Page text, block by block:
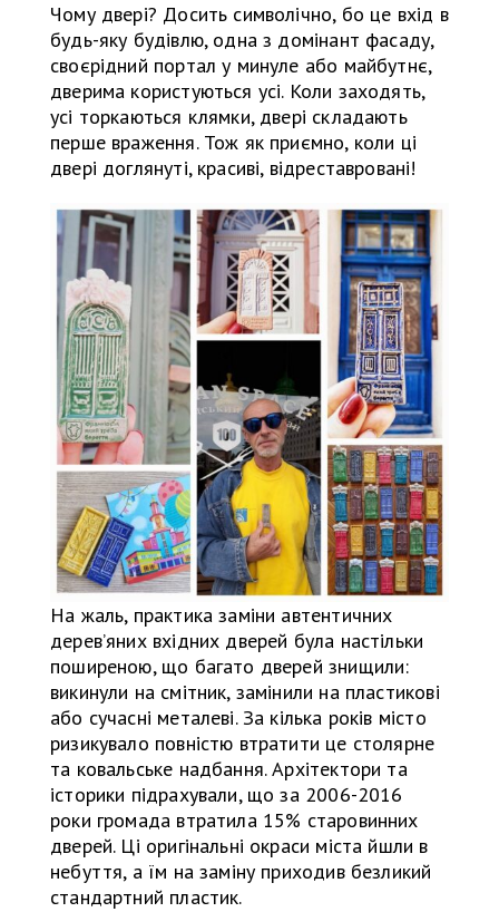
Чому двері? Досить символічно, бо це вхід в
будь-яку будівлю, одна з домінант фасаду,
своєрідний портал у минуле або майбутнє,
дверима користуються усі. Коли заходять,
усі торкаються клямки, двері складають
перше враження. Тож як приємно, коли ці
двері доглянуті, красиві, відреставровані!
На жаль, практика заміни автентичних
дерев’яних вхідних дверей була настільки
поширеною, що багато дверей знищили:
викинули на смітник, замінили на пластикові
або сучасні металеві. За кілька років місто
ризикувало повністю втратити це столярне
та ковальське надбання. Архітектори та
історики підрахували, що за 2006-2016
роки громада втратила 15% старовинних
дверей. Ці оригінальні окраси міста йшли в
небуття, а їм на заміну приходив безликий
стандартний пластик.